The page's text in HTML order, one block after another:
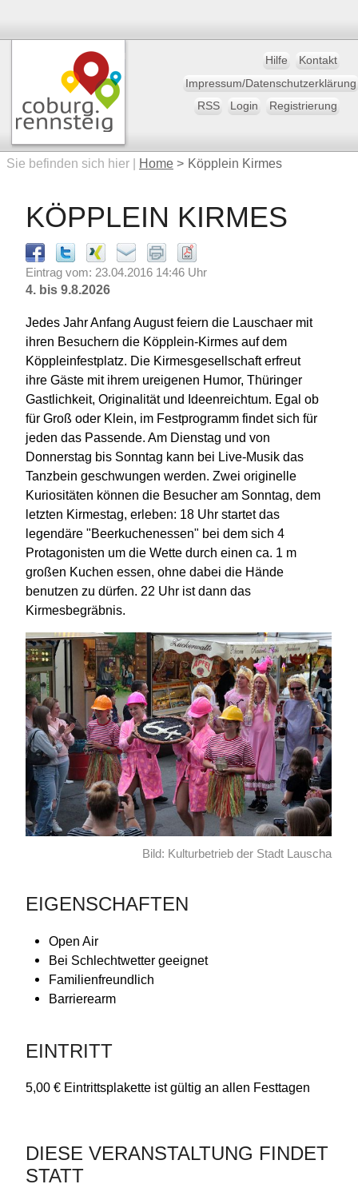
Hilfe
Kontakt
Impressum/Datenschutzerklärung
RSS
Login Registrierung
Sie befinden sich hier | Home > Köpplein Kirmes
KÖPPLEIN KIRMES
Eintrag vom: 23.04.2016 14:46 Uhr
4. bis 9.8.2026
Jedes Jahr Anfang August feiern die Lauschaer mit
ihren Besuchern die Köpplein-Kirmes auf dem
Köppleinfestplatz. Die Kirmesgesellschaft erfreut
ihre Gäste mit ihrem ureigenen Humor, Thüringer
Gastlichkeit, Originalität und Ideenreichtum. Egal ob
für Groß oder Klein, im Festprogramm findet sich für
jeden das Passende. Am Dienstag und von
Donnerstag bis Sonntag kann bei Live-Musik das
Tanzbein geschwungen werden. Zwei originelle
Kuriositäten können die Besucher am Sonntag, dem
letzten Kirmestag, erleben: 18 Uhr startet das
legendäre "Beerkuchenessen" bei dem sich 4
Protagonisten um die Wette durch einen ca. 1 m
großen Kuchen essen, ohne dabei die Hände
benutzen zu dürfen. 22 Uhr ist dann das
Kirmesbegräbnis.
Bild: Kulturbetrieb der Stadt Lauscha
EIGENSCHAFTEN
Open Air
Bei Schlechtwetter geeignet
Familienfreundlich
Barrierearm
EINTRITT
5,00 € Eintrittsplakette ist gültig an allen Festtagen
DIESE VERANSTALTUNG FINDET
STATT